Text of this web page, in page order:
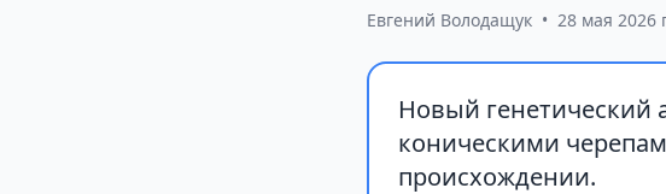
Евгений Володащук • 28 мая 2026
Новый генетический
коническими
происхождении.